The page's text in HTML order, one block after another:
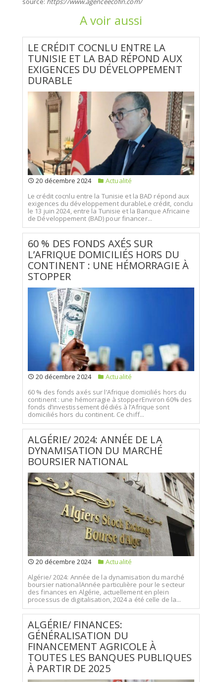
A voir aussi
LE CRÉDIT COCNLU ENTRE LA
TUNISIE ET LA BAD RÉPOND AUX
EXIGENCES DU DÉVELOPPEMENT
DURABLE
20 décembre 2024
Actualité
Le crédit cocnlu entre la Tunisie et la BAD répond aux
exigences du développement durableLe crédit, conclu
le 13 juin 2024, entre la Tunisie et la Banque Africaine
de Développement (BAD) pour financer...
60 % DES FONDS AXÉS SUR
L’AFRIQUE DOMICILIÉS HORS DU
CONTINENT : UNE HÉMORRAGIE À
STOPPER
20 décembre 2024
Actualité
60 % des fonds axés sur l’Afrique domiciliés hors du
continent : une hémorragie à stopperEnviron 60% des
fonds d’investissement dédiés à l’Afrique sont
domiciliés hors du continent. Ce chiff...
ALGÉRIE/ 2024: ANNÉE DE LA
DYNAMISATION DU MARCHÉ
BOURSIER NATIONAL
20 décembre 2024
Actualité
Algérie/ 2024: Année de la dynamisation du marché
boursier nationalAnnée particulière pour le secteur
des finances en Algérie, actuellement en plein
processus de digitalisation, 2024 a été celle de la...
ALGÉRIE/ FINANCES:
GÉNÉRALISATION DU
FINANCEMENT AGRICOLE À
TOUTES LES BANQUES PUBLIQUES
À PARTIR DE 2025